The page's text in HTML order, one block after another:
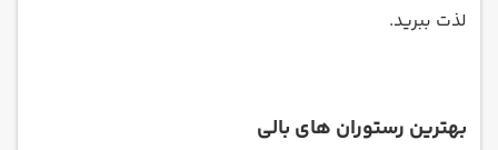
لذت ببرید.
بهترین رستوران های بالی